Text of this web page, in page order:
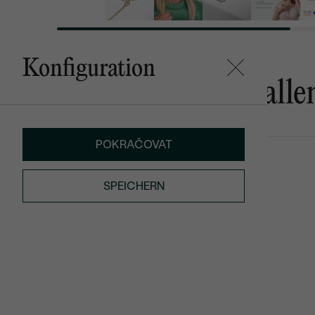
Konfiguration
POKRAČOVAT
SPEICHERN
Das könnte Ihnen
von € 2 279